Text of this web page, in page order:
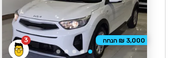
3 3,000 ₪ הנחה